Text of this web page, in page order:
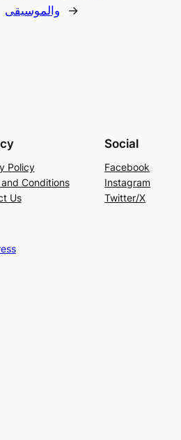
والموسيقى
→
Policy
Conditions
Us
Social
Facebook
Instagram
Twitter/X